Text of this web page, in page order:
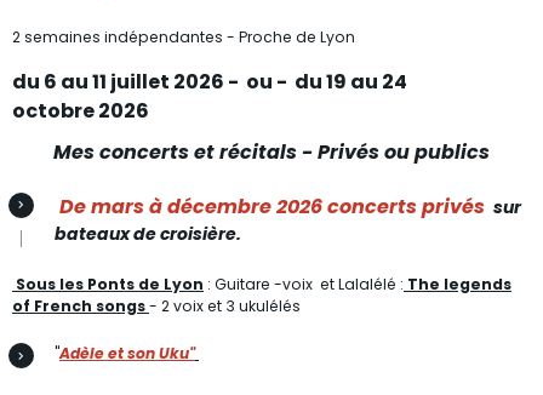
2 semaines indépendantes - Proche de Lyon
du 6 au 11 juillet 2026 - ou - du 19 au 24
octobre 2026
Mes concerts et récitals - Privés ou publics
De mars à décembre 2026 concerts privés sur
bateaux de croisière.
Sous les Ponts de Lyon : Guitare -voix et Lalalélé : The legends
of French songs- 2 voix et 3 ukulélés
"Adèle et son Uku"